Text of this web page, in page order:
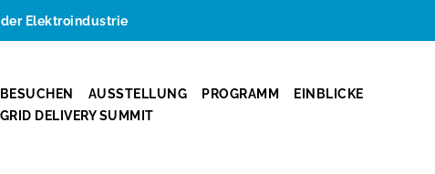
Elektroindustrie
BESUCHEN AUSSTELLUNG PROGRAMM
EINBLICKE
GRID DELIVERY SUMMIT